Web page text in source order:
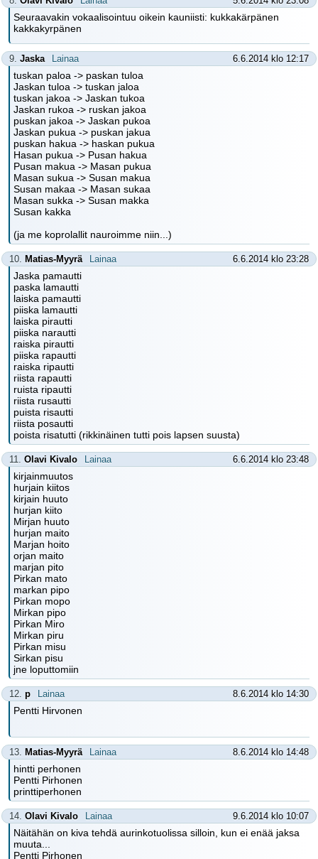
Seuraavakin vokaalisointuu oikein kauniisti: kukkakärpänen
kakkakyrpänen
9. Jaska Lainaa 6.6.2014 klo 12:17
tuskan paloa -> paskan tuloa
Jaskan tuloa -> tuskan jaloa
tuskan jakoa -> Jaskan tukoa
Jaskan rukoa -> ruskan jakoa
puskan jakoa -> Jaskan pukoa
Jaskan pukua -> puskan jakua
puskan hakua -> haskan pukua
Hasan pukua -> Pusan hakua
Pusan makua -> Masan pukua
Masan sukua -> Susan makua
Susan makaa -> Masan sukaa
Masan sukka -> Susan makka
Susan kakka
(ja me koprolallit nauroimme niin...)
10. Matias-Myyrä Lainaa 6.6.2014 klo 23:28
Jaska pamautti
paska lamautti
laiska pamautti
piiska lamautti
laiska pirautti
piiska narautti
raiska pirautti
piiska rapautti
raiska ripautti
riista rapautti
ruista ripautti
riista rusautti
puista risautti
riista posautti
poista risatutti (rikkinäinen tutti pois lapsen suusta)
11. Olavi Kivalo Lainaa 6.6.2014 klo 23:48
kirjainmuutos
hurjain kiitos
kirjain huuto
hurjan kiito
Mirjan huuto
hurjan maito
Marjan hoito
orjan maito
marjan pito
Pirkan mato
markan pipo
Pirkan mopo
Mirkan pipo
Pirkan Miro
Mirkan piru
Pirkan misu
Sirkan pisu
jne loputtomiin
12. p Lainaa 8.6.2014 klo 14:30
Pentti Hirvonen
13. Matias-Myyrä Lainaa 8.6.2014 klo 14:48
hintti perhonen
Pentti Pirhonen
printtiperhonen
14. Olavi Kivalo Lainaa 9.6.2014 klo 10:07
Näitähän on kiva tehdä aurinkotuolissa silloin, kun ei enää jaksa
muuta...
Pentti Pirhonen